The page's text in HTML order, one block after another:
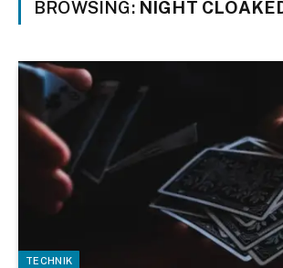
BROWSING: NIGHT
TECHNIK